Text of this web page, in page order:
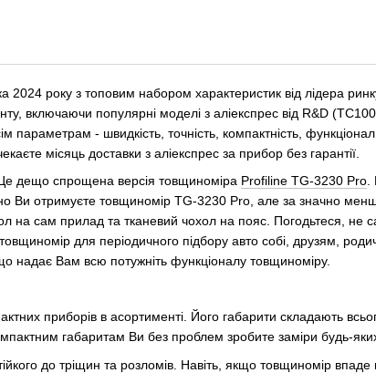
року з топовим набором характеристик від лідера
включаючи популярні моделі з аліекспрес від R&D
- швидкість, точність, компактність,
місяць доставки з аліекспрес за прибор без гарантії.
дещо спрощена версія товщиноміра Profiline TG-3230 Pro.
Ви отримуєте товщиномір TG-3230 Pro, але за значно
на сам прилад та тканевий чохол на пояс. Погодьтеся, не
для періодичного підбору авто собі, друзям,
надає Вам всю потужніть функціоналу товщиноміру.
приборів в асортименті. Його габарити складають
габаритам Ви без проблем зробите заміри будь-
до тріщин та розломів. Навіть, якщо товщиномір впаде